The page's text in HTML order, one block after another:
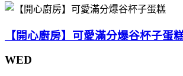
【開心廚房】可愛滿分爆谷杯子蛋
WED